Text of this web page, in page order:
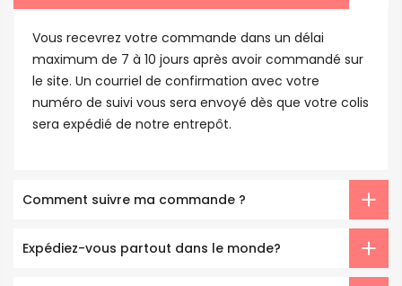
Vous recevrez votre commande dans un délai
maximum de 7 à 10 jours après avoir commandé sur
le site. Un courriel de confirmation avec votre
numéro de suivi vous sera envoyé dès que votre colis
sera expédié de notre entrepôt.
Comment suivre ma commande ?
Expédiez-vous partout dans le monde?